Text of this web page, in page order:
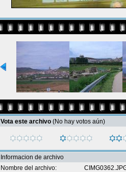
Vota este archivo (No hay votos aún)
Informacion de archivo
Nombre del archivo: